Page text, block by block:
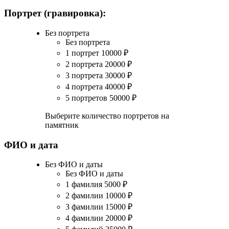
Портрет (гравировка):
Без портрета
Без портрета
1 портрет 10000 ₽
2 портрета 20000 ₽
3 портрета 30000 ₽
4 портрета 40000 ₽
5 портретов 50000 ₽
Выберите количество портретов на
памятник
ФИО и дата
Без ФИО и даты
Без ФИО и даты
1 фамилия 5000 ₽
2 фамилии 10000 ₽
3 фамилии 15000 ₽
4 фамилии 20000 ₽